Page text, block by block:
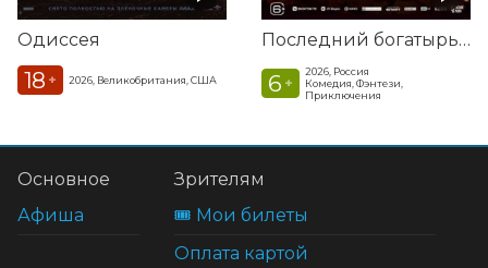
Одиссея
18 + 2026, Великобритания, США
Последний богатырь. Колобок
6 +
2026, Россия
Комедия, Фэнтези,
Приключения
Основное
Афиша
Зрителям
🎟️ Мои билеты
Оплата картой